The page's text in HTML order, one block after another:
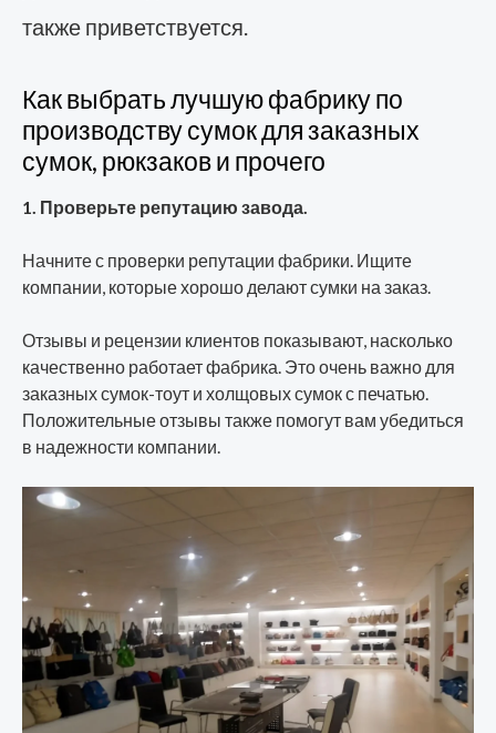
также приветствуется.
Как выбрать лучшую фабрику по
производству сумок для заказных
сумок, рюкзаков и прочего
1. Проверьте репутацию завода.
Начните с проверки репутации фабрики. Ищите
компании, которые хорошо делают сумки на заказ.
Отзывы и рецензии клиентов показывают, насколько
качественно работает фабрика. Это очень важно для
заказных сумок-тоут и холщовых сумок с печатью.
Положительные отзывы также помогут вам убедиться
в надежности компании.